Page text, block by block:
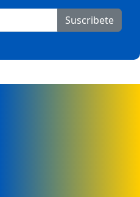
Suscribete